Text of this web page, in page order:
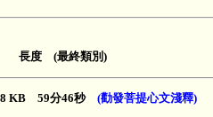
長度 (最終類別)
KB 59分46秒 (勸發菩提心文淺釋)